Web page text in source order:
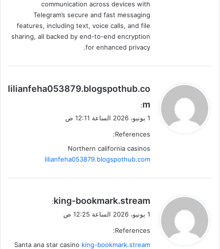
communication across devices with
Telegram’s secure and fast messaging
features, including text, voice calls, and file
sharing, all backed by end-to-end encryption
for enhanced privacy.
ي
و
ل
lilianfeha053879.blogspothub.co
m
:
1 يونيو، 2026 الساعة 12:11 ص
References:
Northern california casinos
lilianfeha053879.blogspothub.com
ي
ل
king-bookmark.stream
:
1 يونيو، 2026 الساعة 12:25 ص
References:
Santa ana star casino king-bookmark.stream